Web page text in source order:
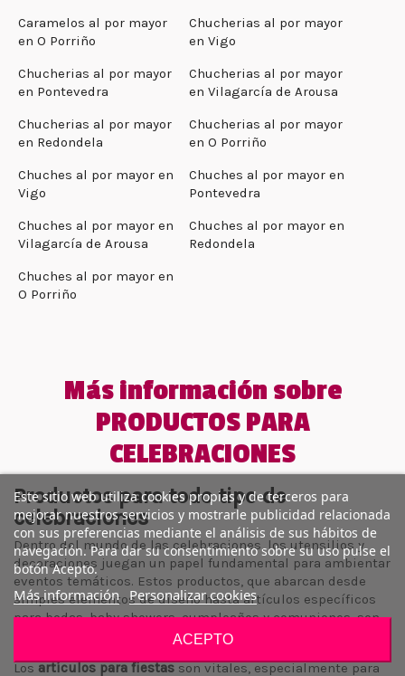
Caramelos al por mayor
en O Porriño
Chucherias al por mayor
en Vigo
Chucherias al por mayor
en Pontevedra
Chucherias al por mayor
en Vilagarcía de Arousa
Chucherias al por mayor
en Redondela
Chucherias al por mayor
en O Porriño
Chuches al por mayor en
Vigo
Chuches al por mayor en
Pontevedra
Chuches al por mayor en
Vilagarcía de Arousa
Chuches al por mayor en
Redondela
Chuches al por mayor en
O Porriño
Más información sobre
PRODUCTOS PARA
CELEBRACIONES
Productos para todo tipo de
celebraciones
Dentro del mundo de las celebraciones, los utensilios y
decoraciones juegan un papel fundamental para ambientar
eventos temáticos. Estos productos, que abarcan desde
simples elementos de diseño hasta artículos específicos
para bodas, baby showers, cumpleaños y comuniones, son
la esencia de una planificación divertida y única.
Los artículos para fiestas son vitales, especialmente para
Este sitio web utiliza cookies propias y de terceros para
mejorar nuestros servicios y mostrarle publicidad relacionada
con sus preferencias mediante el análisis de sus hábitos de
navegación. Para dar su consentimiento sobre su uso pulse el
botón Acepto.
Más información Personalizar cookies
ACEPTO